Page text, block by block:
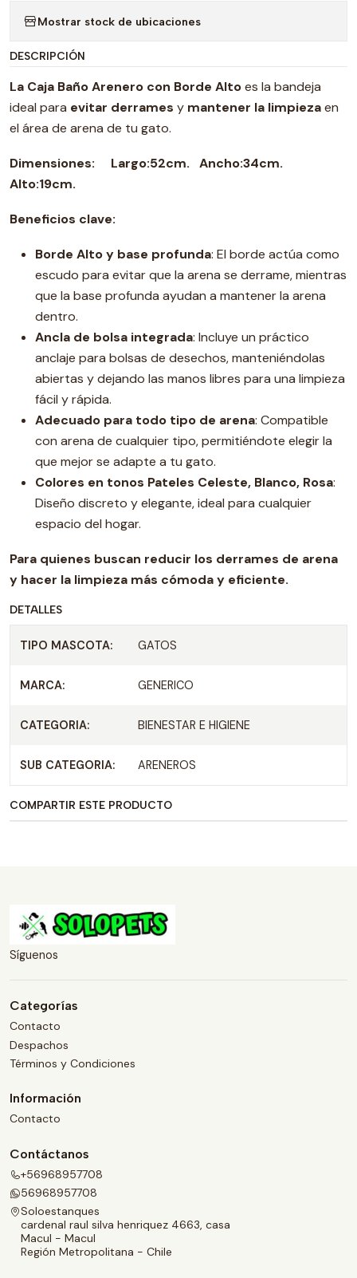
Mostrar stock de ubicaciones
DESCRIPCIÓN
La Caja Baño Arenero con Borde Altoes la bandeja
ideal para evitar derrames y mantener la limpiezaen
el área de arena de tu gato.
Dimensiones: Largo:52cm. Ancho:34cm.
Alto:19cm.
Beneficios clave:
Borde Alto y base profunda: El borde actúa como
escudo para evitar que la arena se derrame, mientras
que la base profunda ayudan a mantener la arena
dentro.
Ancla de bolsa integrada: Incluye un práctico
anclaje para bolsas de desechos, manteniéndolas
abiertas y dejando las manos libres para una limpieza
fácil y rápida.
Adecuado para todo tipo de arena: Compatible
con arena de cualquier tipo, permitiéndote elegir la
que mejor se adapte a tu gato.
Colores en tonos Pateles Celeste, Blanco, Rosa:
Diseño discreto y elegante, ideal para cualquier
espacio del hogar.
Para quienes buscan reducir los derrames de arena
y hacer la limpieza más cómoda y eficiente.
DETALLES
TIPO MASCOTA: GATOS
MARCA: GENERICO
CATEGORIA: BIENESTAR E HIGIENE
SUB CATEGORIA: ARENEROS
COMPARTIR ESTE PRODUCTO
Síguenos
Categorías
Contacto
Despachos
Términos y Condiciones
Información
Contacto
Contáctanos
+56968957708
56968957708
Soloestanques
cardenal raul silva henriquez 4663, casa
Macul - Macul
Región Metropolitana - Chile